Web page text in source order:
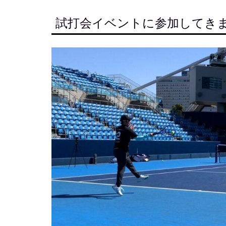
試打会イベントに参加してき